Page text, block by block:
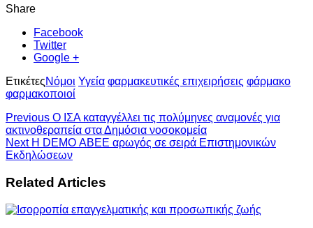
Share
Facebook
Twitter
Google +
ΕτικέτεςΝόμοι Υγεία φαρμακευτικές επιχειρήσεις φάρμακο
φαρμακοποιοί
Previous Ο ΙΣΑ καταγγέλλει τις πολύμηνες αναμονές για
ακτινοθεραπεία στα Δημόσια νοσοκομεία
NextH DEMO ΑΒΕΕ αρωγός σε σειρά Επιστημονικών
Εκδηλώσεων
Related Articles